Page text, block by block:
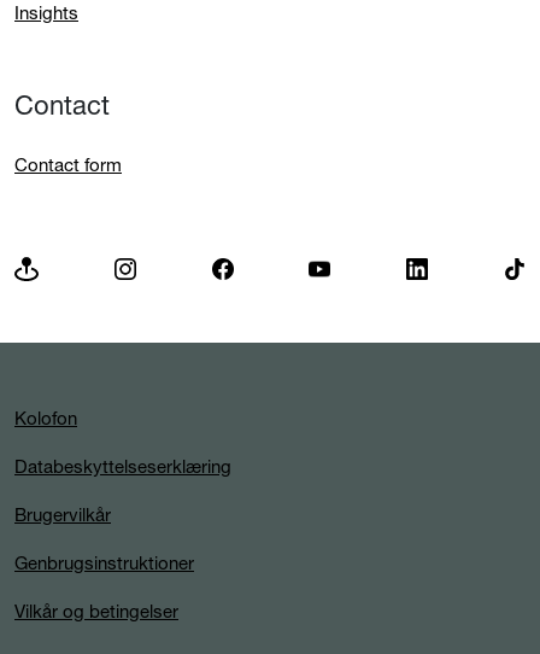
Insights
Contact
Contact form
Kolofon
Databeskyttelseserklæring
Brugervilkår
Genbrugsinstruktioner
Vilkår og betingelser